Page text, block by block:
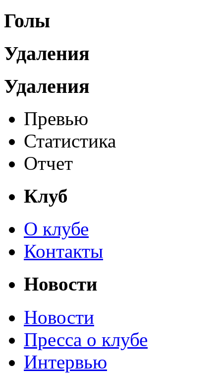
Голы
Удаления
Удаления
Превью
Статистика
Отчет
Клуб
О клубе
Контакты
Новости
Новости
Пресса о клубе
Интервью